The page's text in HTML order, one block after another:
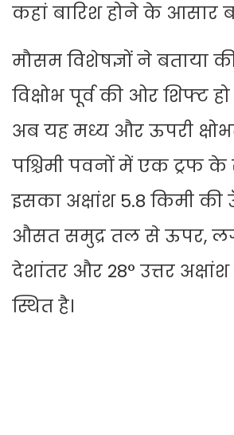
कहां बारिश होने के आसार
मौसम विशेषज्ञों ने बताया
विक्षोभ पूर्व की ओर शिफ्ट
अब यह मध्य और ऊपरी
पश्चिमी पवनों में एक ट्रफ के
इसका अक्षांश 5.8 किमी की
औसत समुद्र तल से ऊपर,
देशांतर और 28° उत्तर
स्थित है।